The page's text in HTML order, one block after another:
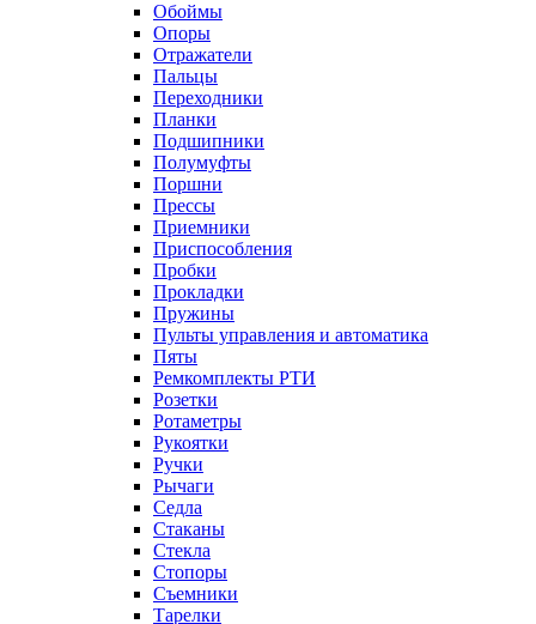
Обоймы
Опоры
Отражатели
Пальцы
Переходники
Планки
Подшипники
Полумуфты
Поршни
Прессы
Приемники
Приспособления
Пробки
Прокладки
Пружины
Пульты управления и автоматика
Пяты
Ремкомплекты РТИ
Розетки
Ротаметры
Рукоятки
Ручки
Рычаги
Седла
Стаканы
Стекла
Стопоры
Съемники
Тарелки